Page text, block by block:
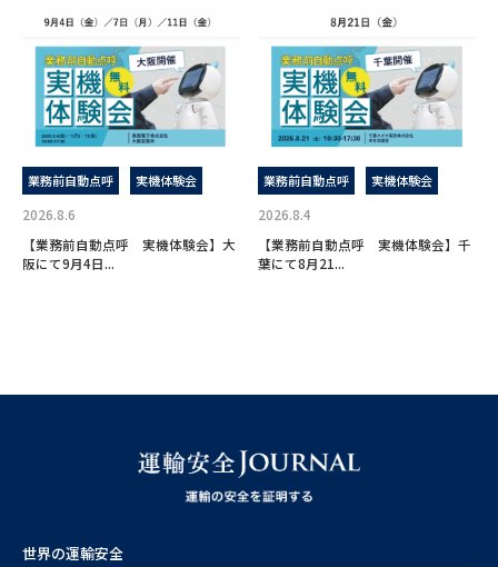
業務前自動点呼 実機体験会
2026.8.6
【業務前自動点呼 実機体験会】大
阪にて9月4日...
業務前自動点呼 実機体験会
2026.8.4
【業務前自動点呼 実機体験会】千
葉にて8月21...
世界の運輸安全